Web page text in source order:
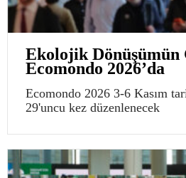
Ekolojik Dönüşümün
Ecomondo 2026’da
Ecomondo 2026 3-6 Kasım
29'uncu kez düzenlenecek